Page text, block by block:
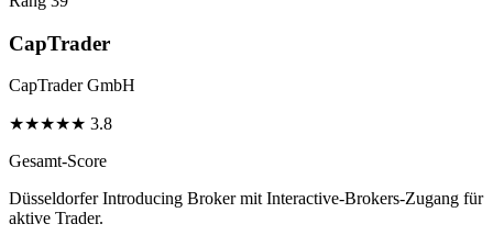
CapTrader
CapTrader GmbH
★★★★★ 3.8
Gesamt-Score
Düsseldorfer Introducing Broker mit Interactive-Brokers-Zugang für
aktive Trader.